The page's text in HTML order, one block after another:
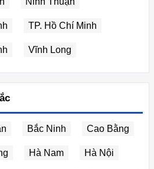
TP. Hồ Chí Minh
Vĩnh Long
Bắc Ninh Cao Bằng
Hà Nam Hà Nội